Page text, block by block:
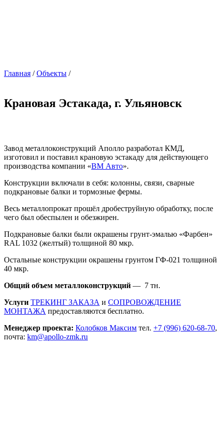
Главная /Объекты /
Крановая Эстакада, г. Ульяновск
Завод металлоконструкций Аполло разработал КМД,
изготовил и поставил крановую эстакаду для действующего
производства компании «ВМ Авто».
Конструкции включали в себя: колонны, связи, сварные
подкрановые балки и тормозные фермы.
Весь металлопрокат прошёл дробеструйную обработку, после
чего был обеспылен и обезжирен.
Подкрановые балки были окрашены грунт-эмалью «Фарбен»
RAL 1032 (желтый) толщиной 80 мкр.
Остальные конструкции окрашены грунтом ГФ-021 толщиной
40 мкр.
Общий объем металлоконструкций — 7 тн.
Услуги ТРЕКИНГ ЗАКАЗА и СОПРОВОЖДЕНИЕ
МОНТАЖА предоставляются бесплатно.
Менеджер проекта: Колобков Максим тел. +7 (996) 620-68-70,
почта: km@apollo-zmk.ru